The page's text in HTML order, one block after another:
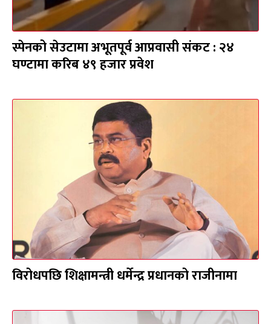
स्पेनको सेउटामा अभूतपूर्व आप्रवासी संकट : २४
घण्टामा करिब ४९ हजार प्रवेश
विरोधपछि शिक्षामन्त्री धर्मेन्द्र प्रधानको राजीनामा